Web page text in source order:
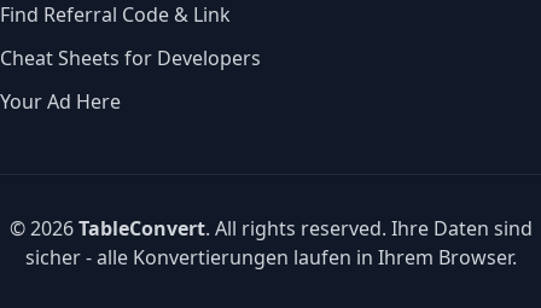
Find Referral Code & Link
Cheat Sheets for Developers
Your Ad Here
© 2026TableConvert. All rights reserved. Ihre Daten sind
sicher - alle Konvertierungen laufen in Ihrem Browser.